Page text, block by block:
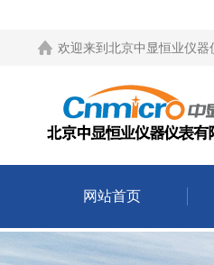
欢迎来到 北京中显恒业仪器
网站首页